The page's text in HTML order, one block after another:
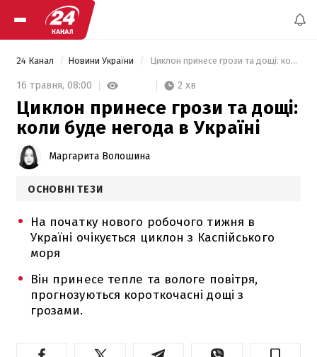
24 Канал Новини України Циклон принесе грози та дощі: коли буде негода в Україні
16 травня, 08:00 2 хв
Циклон принесе грози та дощі:
коли буде негода в Україні
Маргарита Волошина
ОСНОВНІ ТЕЗИ
На початку нового робочого тижня в
Україні очікується циклон з Каспійського
моря
Він принесе тепле та вологе повітря,
прогнозуються короткочасні дощі з
грозами.